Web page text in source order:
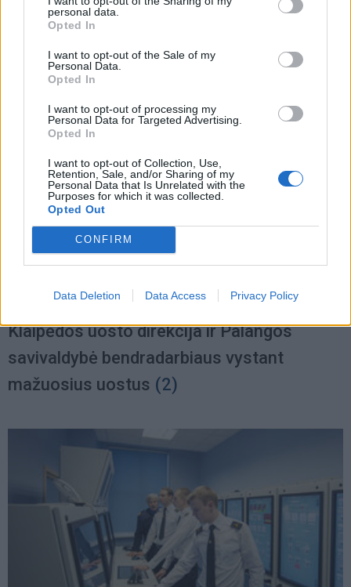
personal data.
Opted In
I want to opt-out of the Sale of my
Personal Data.
Opted In
I want to opt-out of processing my
Personal Data for Targeted Advertising.
Opted In
I want to opt-out of Collection, Use,
Retention, Sale, and/or Sharing of my
Personal Data that Is Unrelated with the
Purposes for which it was collected.
Opted Out
CONFIRM
Data Deletion Data Access Privacy Policy
situaciją
Daugiau galimybių pramoginei laivybai:
Klaipėdos uosto direkcija ir Palangos
savivaldybė bendradarbiaus vystant
mažuosius uostus (2)